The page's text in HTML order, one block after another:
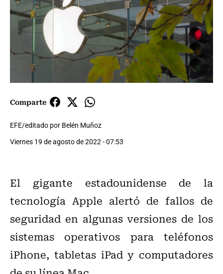
Comparte
EFE/editado por Belén Muñoz
Viernes 19 de agosto de 2022 - 07:53
El gigante estadounidense de la
tecnología Apple alertó de fallos de
seguridad en algunas versiones de los
sistemas operativos para teléfonos
iPhone, tabletas iPad y computadores